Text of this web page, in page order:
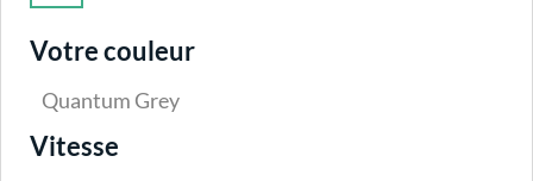
Votre couleur
Quantum Grey
Sélectionnez
Vitesse